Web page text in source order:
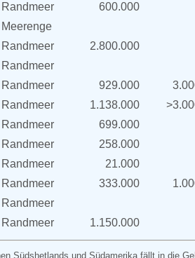
Randmeer
600.000
Meerenge
Randmeer
2.800.000
Randmeer
Randmeer 929.000
Randmeer 1.138.000
Randmeer
699.000
Randmeer
258.000
Randmeer
21.000
Randmeer 333.000
Randmeer
Randmeer 1.150.000
Südshetlands und Südamerika fällt in die